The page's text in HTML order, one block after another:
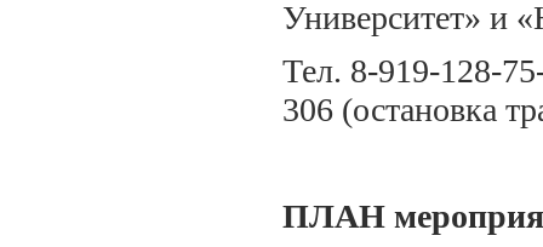
Университет» и
Тел. 8-919-128-
306 (остановка
ПЛАН